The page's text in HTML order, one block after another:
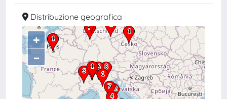
Distribuzione geografica
+
–